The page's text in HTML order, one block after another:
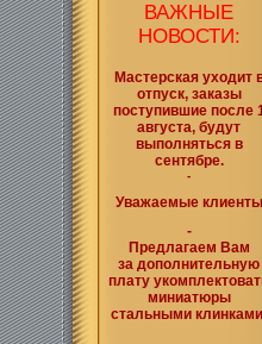
ВАЖНЫЕ
НОВОСТИ:
Мастерская уходит
отпуск, заказы
поступившие после
августа, будут
выполняться в
сентябре.
-
Уважаемые клиенты
-
Предлагаем Вам
за дополнительную
плату
миниатюры
стальными